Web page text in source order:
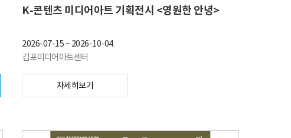
K-콘텐츠 미디어아트 기획전시 <영원한 안녕>
2026-07-15~ 2026-10-04
김포미디어아트센터
자세히보기